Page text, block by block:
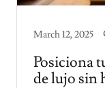
March 12, 2025
Posiciona
de lujo sin